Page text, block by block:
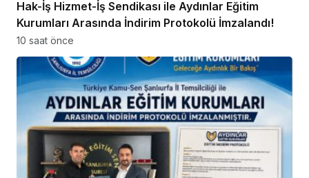
Hak-İş Hizmet-İş Sendikası ile Aydınlar Eğitim
Kurumları Arasında İndirim Protokolü İmzalandı!
10 saat önce